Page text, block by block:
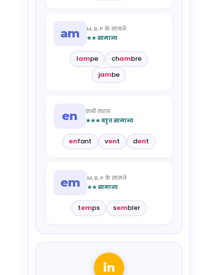
am
M, B, P के सामने
★★ सामान्य
lampe chambre
jambe
en
सभी स्थान
★★★ बहुत सामान्य
enfant vent dent
em
M, B, P के सामने
★★ सामान्य
temps sembler
in